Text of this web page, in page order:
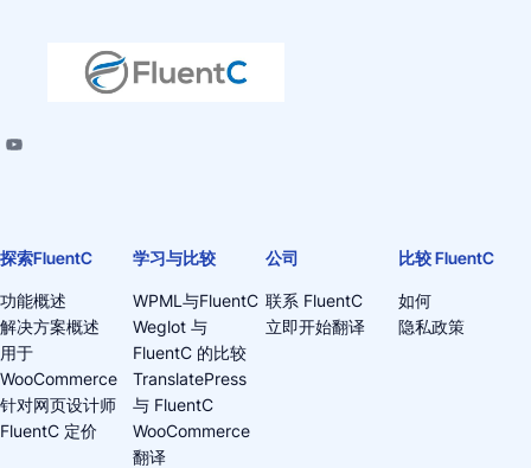
探索FluentC
功能概述
解决方案概述
用于
WooCommerce
针对网页设计师
FluentC 定价
学习与比较
WPML与FluentC
Weglot 与
FluentC 的比较
TranslatePress
与 FluentC
WooCommerce
翻译
公司
联系 FluentC
立即开始翻译
比较 FluentC
如何
隐私政策